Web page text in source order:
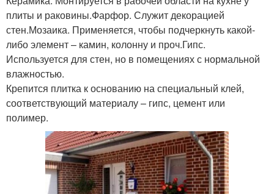
плиты и раковины.Фарфор. Служит декорацией
стен.Мозаика. Применяется, чтобы подчеркнуть какой-
либо элемент – камин, колонну и проч.Гипс.
Используется для стен, но в помещениях с нормальной
влажностью.
Крепится плитка к основанию на специальный клей,
соответствующий материалу – гипс, цемент или
полимер.